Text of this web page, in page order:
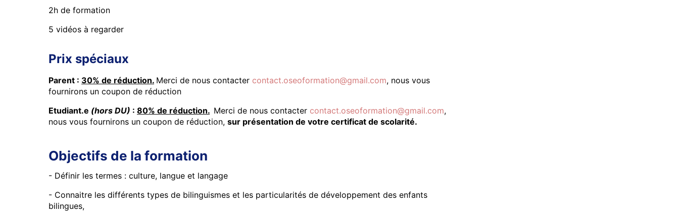
2h de formation
5 vidéos à regarder
Prix spéciaux
Parent : 30% de réduction. Merci de nous contacter contact.oseoformation@gmail.com, nous vous
fournirons un coupon de réduction
Etudiant.e (hors DU) : 80% de réduction. Merci de nous contacter contact.oseoformation@gmail.com,
nous vous fournirons un coupon de réduction, sur présentation de votre certificat de scolarité.
Objectifs de la formation
- Définir les termes : culture, langue et langage
- Connaitre les différents types de bilinguismes et les particularités de développement des enfants
bilingues,